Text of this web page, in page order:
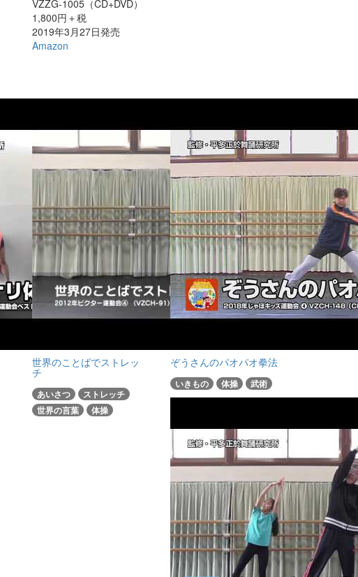
VZZG-1005（CD+DVD）
1,800円＋税
2019年3月27日発売
Amazon
世界のことばでストレッ
チ
あいさつ
ストレッチ
世界の言葉
体操
ぞうさんのパオパオ拳法
いきもの 体操 武術